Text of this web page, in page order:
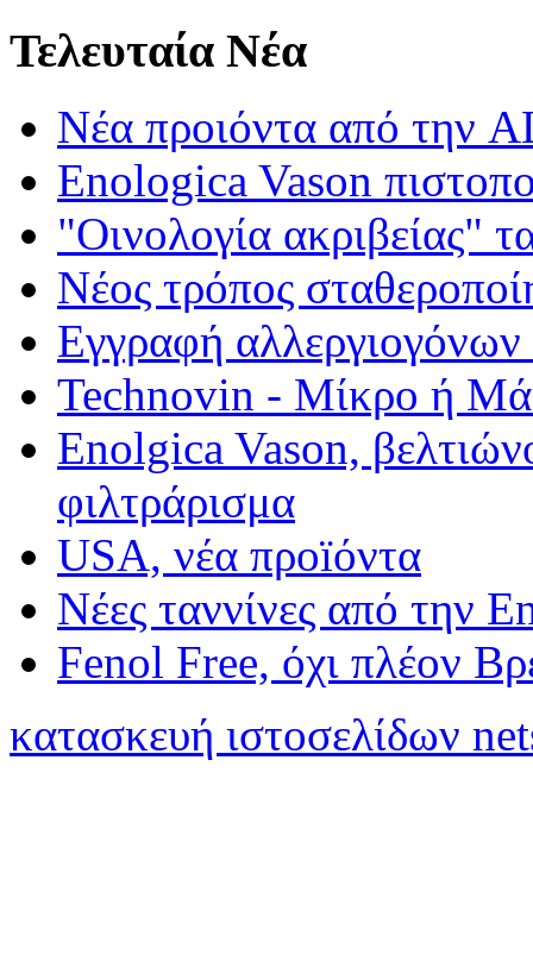
Τελευταία Νέα
Νέα προιόντα από
Enologica Vason
"Οινολογία ακριβείας"
Νέος τρόπος
Εγγραφή αλλεργιογόνων
Technovin - Μίκρο ή
Enolgica Vason,
φιλτράρισμα
USA, νέα προïόντα
Νέες ταννίνες από την
Fenol Free, όχι πλέον
κατασκευή ιστοσελίδων